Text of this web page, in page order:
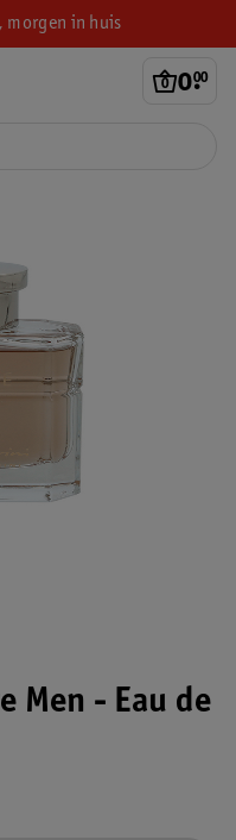
morgen in huis
0.
00
Men - Eau de